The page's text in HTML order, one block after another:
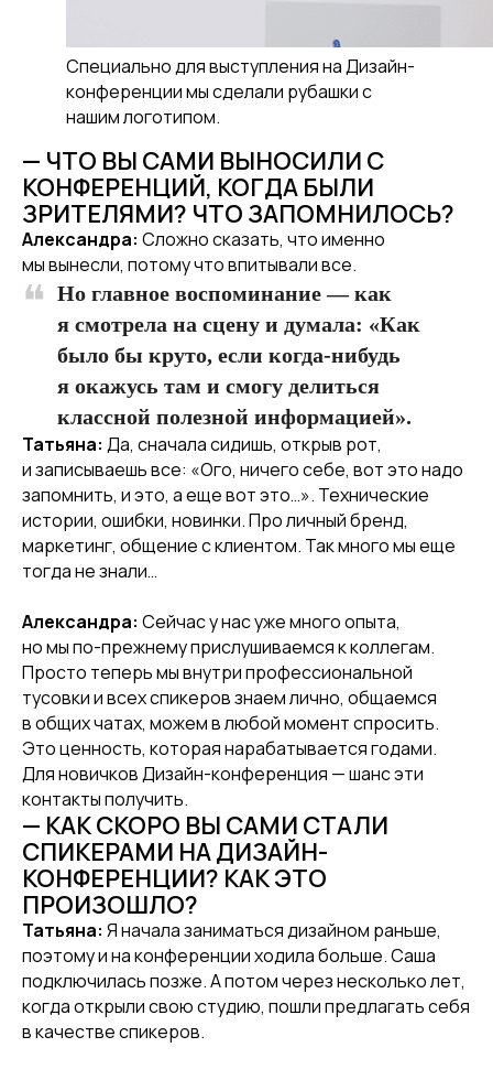
Специально для выступления на Дизайн-
конференции мы сделали рубашки с
нашим логотипом.
— ЧТО ВЫ САМИ ВЫНОСИЛИ С
КОНФЕРЕНЦИЙ, КОГДА БЫЛИ
ЗРИТЕЛЯМИ? ЧТО ЗАПОМНИЛОСЬ?
Александра: Сложно сказать, что именно
мы вынесли, потому что впитывали все.
Но главное воспоминание — как
я смотрела на сцену и думала: «Как
было бы круто, если когда-нибудь
я окажусь там и смогу делиться
классной полезной информацией».
Татьяна: Да, сначала сидишь, открыв рот,
и записываешь все: «Ого, ничего себе, вот это надо
запомнить, и это, а еще вот это…». Технические
истории, ошибки, новинки. Про личный бренд,
маркетинг, общение с клиентом. Так много мы еще
тогда не знали…
Александра: Сейчас у нас уже много опыта,
но мы по-прежнему прислушиваемся к коллегам.
Просто теперь мы внутри профессиональной
тусовки и всех спикеров знаем лично, общаемся
в общих чатах, можем в любой момент спросить.
Это ценность, которая нарабатывается годами.
Для новичков Дизайн-конференция — шанс эти
контакты получить.
— КАК СКОРО ВЫ САМИ СТАЛИ
СПИКЕРАМИ НА ДИЗАЙН-
КОНФЕРЕНЦИИ? КАК ЭТО
ПРОИЗОШЛО?
Татьяна: Я начала заниматься дизайном раньше,
поэтому и на конференции ходила больше. Саша
подключилась позже. А потом через несколько лет,
когда открыли свою студию, пошли предлагать себя
в качестве спикеров.